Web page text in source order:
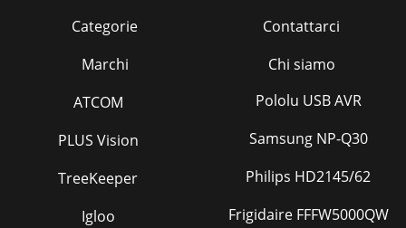
Categorie
Marchi
Contattarci
Chi siamo
ATCOM
PLUS Vision
TreeKeeper
Igloo
Pololu USB AVR
Samsung NP-Q30
Philips HD2145/62
Frigidaire FFFW5000QW